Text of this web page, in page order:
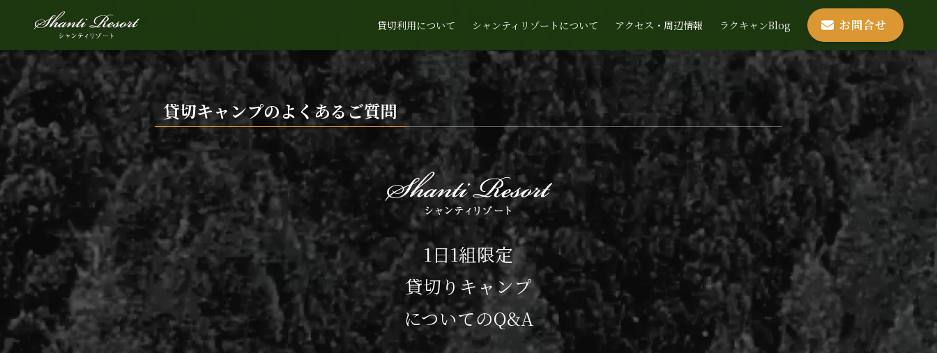
貸切利用について シャンティリゾートについて アクセス・周辺情報 ラクキャンBlog お問合せ
貸切キャンプのよくあるご質問
1日1組限定
貸切りキャンプ
についてのQ&A